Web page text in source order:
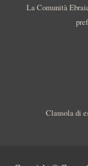
La Comunità
Clausola di